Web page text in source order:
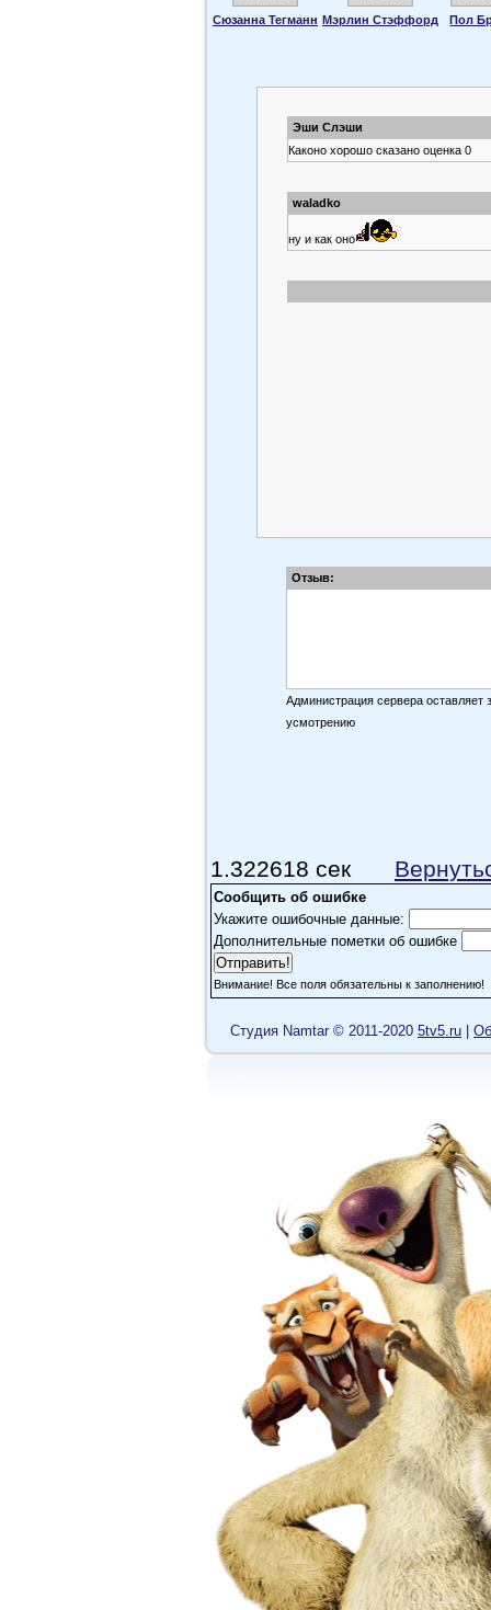
Сюзанна Тегманн Мэрлин Стэффорд Пол
Эши Слэши
Каконо хорошо сказано оценка 0
waladko
ну и как оно
Отзыв:
Администрация сервера оставляет
усмотрению
1.322618 сек
Сообщить об ошибке
Укажите ошибочные данные:
Дополнительные пометки об ошибке
Внимание! Все поля обязательны к заполнению!
Cтудия Namtar © 2011-2020 5tv5.ru